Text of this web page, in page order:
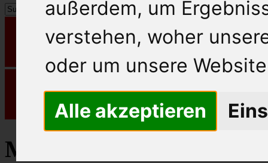
außerdem, um
verstehen, woher
oder um unsere
Alle akzeptieren
Metaxa Weinbrand/